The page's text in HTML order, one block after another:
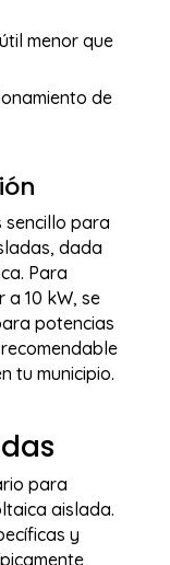
menor que
de
sencillo para
dada
Para
10 kW, se
potencias
tu municipio.
para
aislada.
y